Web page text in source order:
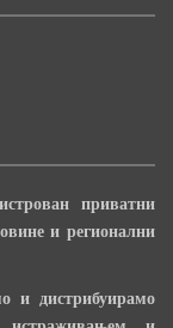
приватни
и регионални
и дистрибуирамо